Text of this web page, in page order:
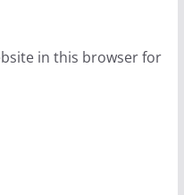
in this browser for